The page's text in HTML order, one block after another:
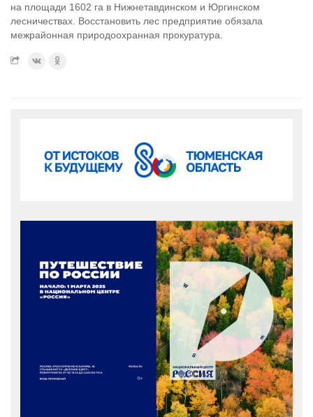
на площади 1602 га в Нижнетавдинском и Юргинском
лесничествах. Восстановить лес предприятие обязала
межрайонная природоохранная прокуратура.